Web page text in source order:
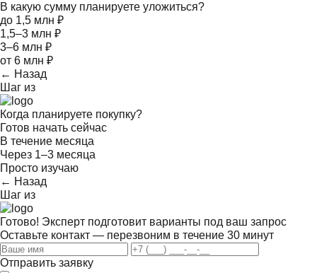
В какую сумму планируете уложиться?
до 1,5 млн ₽
1,5–3 млн ₽
3–6 млн ₽
от 6 млн ₽
← Назад
Шаг из
Когда планируете покупку?
Готов начать сейчас
В течение месяца
Через 1–3 месяца
Просто изучаю
← Назад
Шаг из
Готово! Эксперт подготовит варианты под ваш запрос
Оставьте контакт — перезвоним в течение 30 минут
Отправить заявку